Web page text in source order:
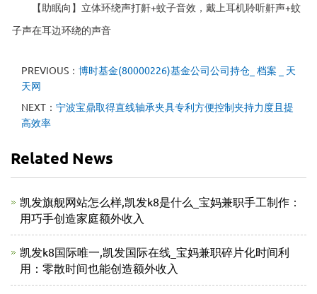
【助眠向】立体环绕声打鼾+蚊子音效，戴上耳机聆听鼾声+蚊
子声在耳边环绕的声音
PREVIOUS： 博时基金(80000226)基金公司公司持仓_ 档案 _ 天
天网
NEXT： 宁波宝鼎取得直线轴承夹具专利方便控制夹持力度且提
高效率
Related News
凯发旗舰网站怎么样,凯发k8是什么_宝妈兼职手工制作：
用巧手创造家庭额外收入
凯发k8国际唯一,凯发国际在线_宝妈兼职碎片化时间利
用：零散时间也能创造额外收入